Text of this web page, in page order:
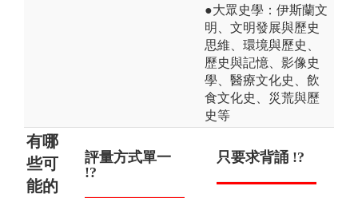
●大眾史學：伊斯蘭文
明、文明發展與歷史
思維、環境與歷史、
歷史與記憶、影像史
學、醫療文化史、飲
食文化史、災荒與歷
史等
有哪
些可
能的
評量方式單一
!?
出路狹隘 !?
只要求背誦 !?